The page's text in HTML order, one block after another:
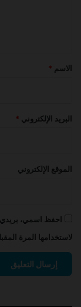
*الاسم *
البريد الإلكتروني *
الموقع الإلكتروني
احفظ اسمي، بريدي
لاستخدامها المرة